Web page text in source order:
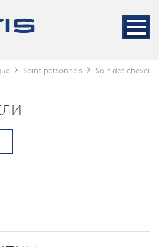
Soins personnels Soin des cheveux